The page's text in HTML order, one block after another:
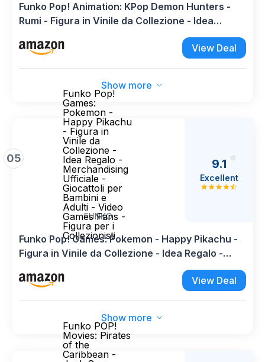
Funko Pop! Animation: KPop Demon Hunters -
Rumi - Figura in Vinile da Collezione - Idea
Regalo - Merchandising Ufficiale - Giocattoli per
Bambini e Adulti - Movies Fans
View Deal
Show more
05
Funko Pop!
Games:
Pokemon -
Happy Pikachu
- Figura in
Vinile da
Collezione -
Idea Regalo -
Merchandising
Ufficiale -
Giocattoli per
Bambini e
Adulti - Video
Games Fans -
Figura per i
Collezionisti
FUNKO
9.1
Excellent
Funko Pop! Games: Pokemon - Happy Pikachu -
Figura in Vinile da Collezione - Idea Regalo -
Merchandising Ufficiale - Giocattoli per Bambini
e Adulti - Video Games Fans - Figura per iView Deal
Show more
Funko POP!
Movies: Pirates
of the
Caribbean -